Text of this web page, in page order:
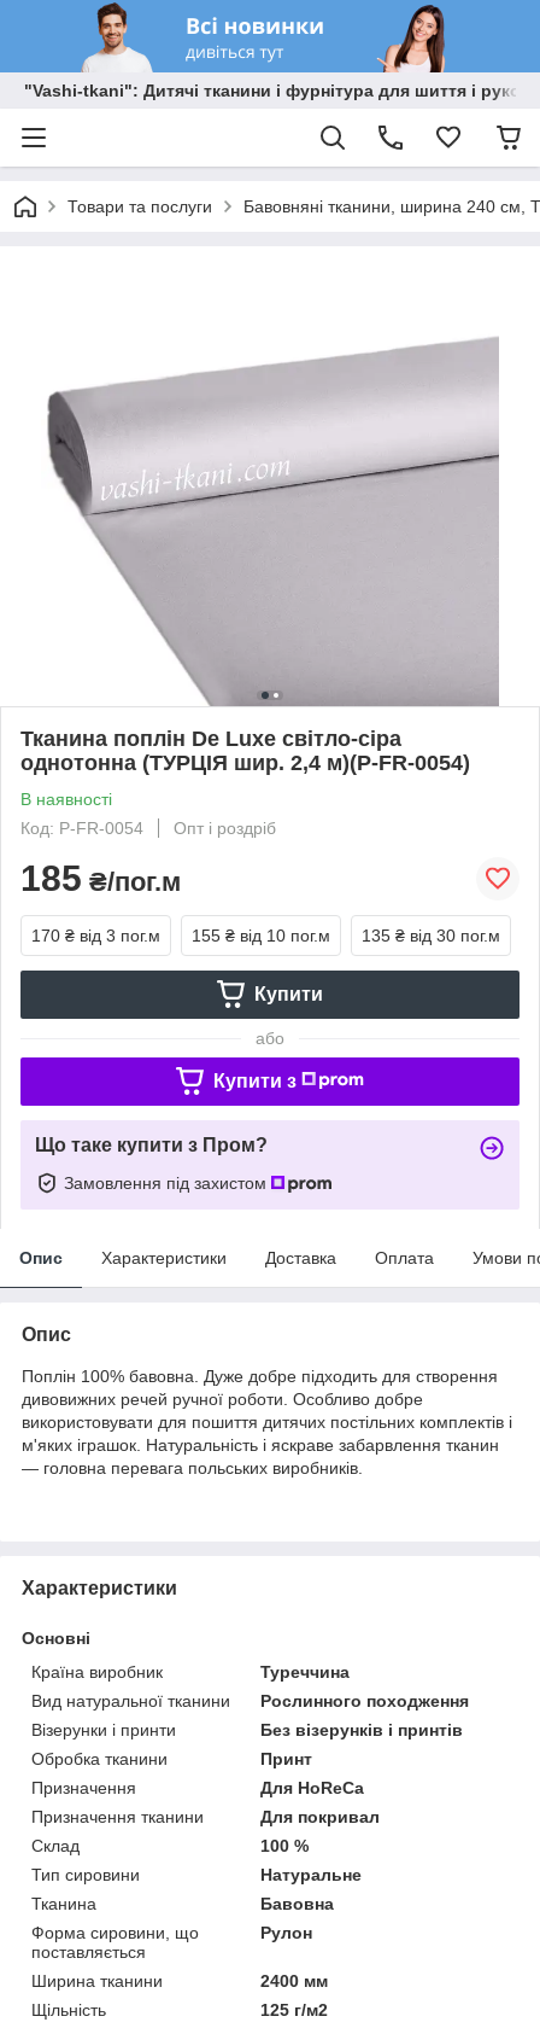
"Vashi-tkani": Дитячі тканини і фурнітура для шиття і
Товари та послуги Бавовняні тканини, ширина 240 см,
Тканина поплін De Luxe світло-сіра
однотонна (ТУРЦІЯ шир. 2,4 м)(P-FR-0054)
В наявності
Код: P-FR-0054
Опт і роздріб
185 ₴/пог.м
170 ₴ від 3 пог.м 155 ₴ від 10 пог.м 135 ₴ від 30 пог.м
Купити
або
Купити з
Що таке купити з Пром?
Замовлення під захистом
Опис Характеристики Доставка Оплата Умови
Опис
Поплін 100% бавовна. Дуже добре підходить для створення
дивовижних речей ручної роботи. Особливо добре
використовувати для пошиття дитячих постільних комплектів і
м'яких іграшок. Натуральність і яскраве забарвлення тканин
— головна перевага польських виробників.
Характеристики
Основні
Країна виробник
Туреччина
Вид натуральної тканини
Рослинного походження
Візерунки і принти
Без візерунків і принтів
Обробка тканини
Принт
Призначення
Для HoReCa
Призначення тканини
Для покривал
Склад
100 %
Тип сировини
Натуральне
Тканина
Бавовна
Форма сировини, що
поставляється
Рулон
Ширина тканини
2400 мм
Щільність
125 г/м2